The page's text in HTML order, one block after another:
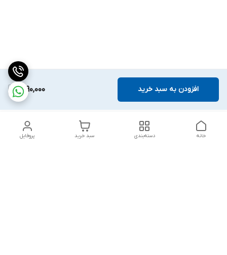
2,190,000 افزودن به سبد خرید
پروفایل سبد خرید دسته‌بندی خانه